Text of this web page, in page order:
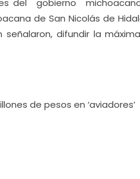
del gobierno
de San Nicolás de
señalaron, difundir la
de pesos en ‘aviadores’